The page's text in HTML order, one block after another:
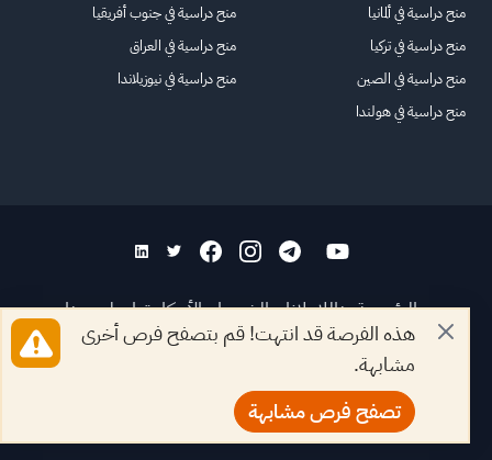
هذه الفرصة قد انتهت! قم بتصفح فرص أخرى
مشابهة.
تصفح فرص مشابهة
منح دراسية في ألمانيا
منح دراسية في تركيا
منح دراسية في الصين
منح دراسية في هولندا
منح دراسية في جنوب أفريقيا
منح دراسية في العراق
منح دراسية في نيوزيلاندا
الرئيسيةعناللاعلاناتالشروط والأحكامتواصل معنا
الأسئلة الشائعةخريطة الموقع
جميع الحقوق محفوظة لمنصة فرصة